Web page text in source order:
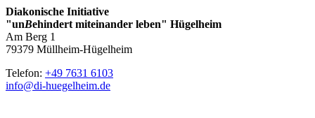
Diakonische Initiative
"unBehindert miteinander leben" Hügelheim
Am Berg 1
79379 Müllheim-Hügelheim
Telefon: +49 7631 6103
info@di-huegelheim.de